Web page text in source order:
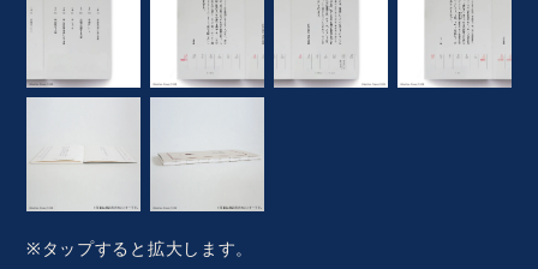
※タップすると拡大します。